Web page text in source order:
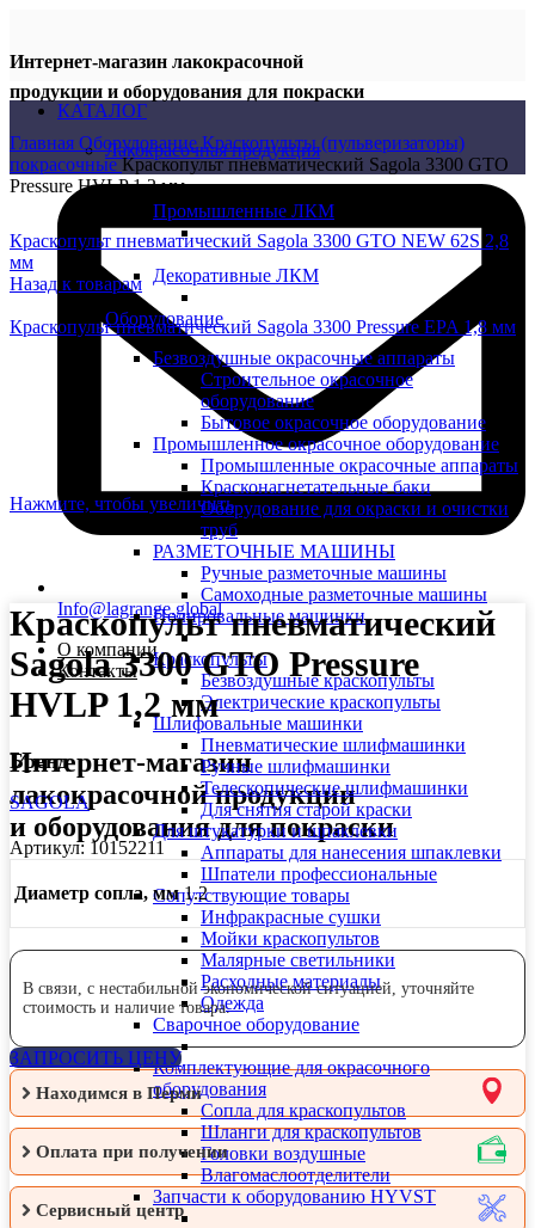
Интернет-магазин лакокрасочной
продукции и оборудования для покраски
Info@lagrange.global
О компании
Контакты
Интернет-магазин
лакокрасочной продукции
и оборудования для покраски
КАТАЛОГ
Лакокрасочная продукция
Промышленные ЛКМ
Декоративные ЛКМ
Оборудование
Безвоздушные окрасочные аппараты
Строительное окрасочное
оборудование
Бытовое окрасочное оборудование
Промышленное окрасочное оборудование
Промышленные окрасочные аппараты
Красконагнетательные баки
Оборудование для окраски и очистки
труб
РАЗМЕТОЧНЫЕ МАШИНЫ
Ручные разметочные машины
Самоходные разметочные машины
Полировальные машинки
Краскопульты
Безвоздушные краскопульты
Электрические краскопульты
Шлифовальные машинки
Пневматические шлифмашинки
Ручные шлифмашинки
Телескопические шлифмашинки
Для снятия старой краски
Для штукатурки и шпаклевки
Аппараты для нанесения шпаклевки
Шпатели профессиональные
Сопутствующие товары
Инфракрасные сушки
Мойки краскопультов
Малярные светильники
Расходные материалы
Одежда
Сварочное оборудование
Комплектующие для окрасочного
оборудования
Сопла для краскопультов
Шланги для краскопультов
Головки воздушные
Влагомаслоотделители
Запчасти к оборудованию HYVST
Главная ОборудованиеКраскопульты (пульверизаторы)
покрасочныеКраскопульт пневматический Sagola 3300 GTO
Pressure HVLP 1,2 мм
Краскопульт пневматический Sagola 3300 GTO NEW 62S 2,8
мм
Назад к товарам
Краскопульт пневматический Sagola 3300 Pressure EPA 1,8 мм
Нажмите, чтобы увеличить
Краскопульт пневматический
Sagola 3300 GTO Pressure
HVLP 1,2 мм
Бренд
SAGOLA
Артикул: 10152211
Диаметр сопла, мм 1.2
В связи, с нестабильной экономической ситуацией, уточняйте
стоимость и наличие товара.
ЗАПРОСИТЬ ЦЕНУ
Находимся в Перми
Оплата при получении
Сервисный центр